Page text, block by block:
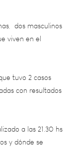
en el
2 casosresultados
las 21.30 hs
dónde se